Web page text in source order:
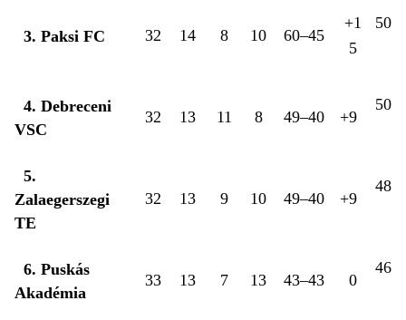
3. Paksi FC 32 14 8 10 60–45
+1
5
50
4. Debreceni
VSC
32 13 11 8 49–40 +9
50
5.
Zalaegerszegi
TE
32 13 9 10 49–40 +9
48
6. Puskás
Akadémia
33 13 7 13 43–43 0
46